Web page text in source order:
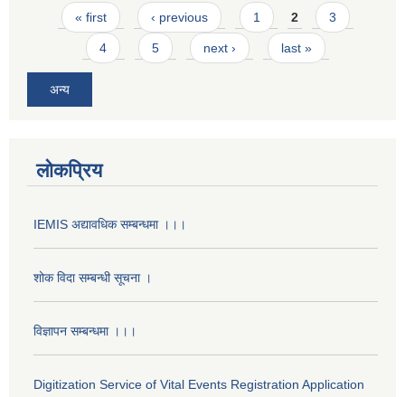
Pages
« first ‹ previous 1 2 3
4 5 next › last »
अन्य
लोकप्रिय
IEMIS अद्यावधिक सम्बन्धमा ।।।
शोक विदा सम्बन्धी सूचना ।
विज्ञापन सम्बन्धमा ।।।
Digitization Service of Vital Events Registration Application